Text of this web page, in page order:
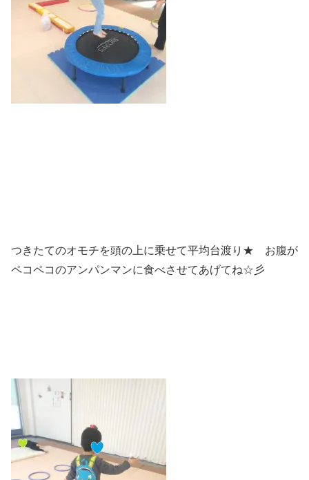
つきたてのオモチを頭の上に乗せて平均台渡り★ お腹が
ペコペコのアンパンマンに食べさせてあげてね☆彡